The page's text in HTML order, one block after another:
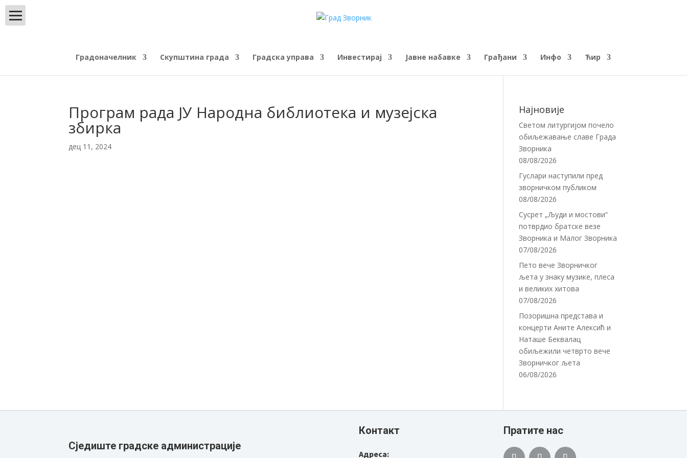
Градоначелник Скупштина града Градска управа Инвестирај Јавне набавке Грађани Инфо Ћир
Програм рада ЈУ Народна библиотека и музејска
збирка
дец 11, 2024
Најновије
Светом литургијом почело
обиљежавање славе Града
Зворника
08/08/2026
Гуслари наступили пред
зворничком публиком
08/08/2026
Сусрет „Људи и мостови“
потврдио братске везе
Зворника и Малог Зворника
07/08/2026
Пето вече Зворничког
љета у знаку музике, плеса
и великих хитова
07/08/2026
Позоришна представа и
концерти Аните Алексић и
Наташе Беквалац
обиљежили четврто вече
Зворничког љета
06/08/2026
Сједиште градске администрације
Контакт
Адреса:
Пратите нас